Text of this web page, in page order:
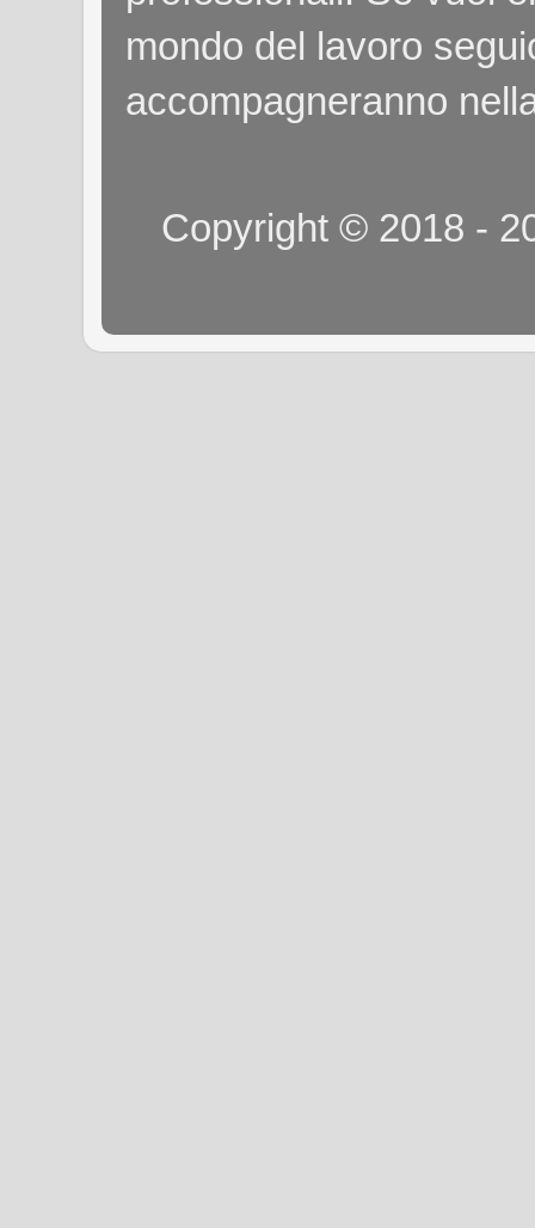
mondo del lavoro
accompagneranno
Copyright © 2018 -